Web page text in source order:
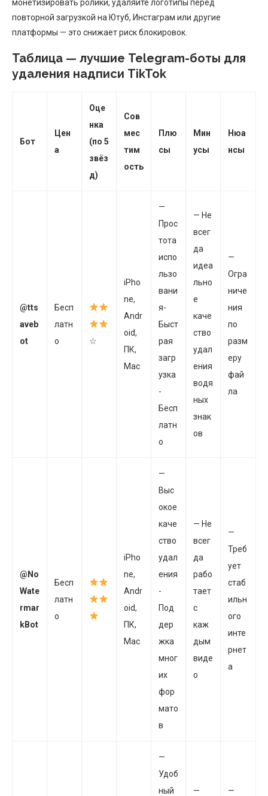
монетизировать ролики, удаляйте логотипы перед
повторной загрузкой на Ютуб, Инстаграм или другие
платформы — это снижает риск блокировок.
Таблица — лучшие Telegram-боты для
удаления надписи TikTok
Бот
Цен
а
Оце
нка
(по 5
звёз
д)
Сов
мес
тим
ость
Плю
сы
Мин
усы
Нюа
нсы
@tts
aveb
ot
Бесп
латн
о
☆
iPho
ne,
Andr
oid,
ПК,
Mac
—
Прос
тота
испо
льзо
вани
я-
Быст
рая
загр
узка
-
Бесп
латн
о
— Не
всег
да
идеа
льно
е
каче
ство
удал
ения
водя
ных
знак
ов
—
Огра
ниче
ния
по
разм
еру
фай
ла
@No
Wate
rmar
kBot
Бесп
латн
о
iPho
ne,
Andr
oid,
ПК,
Mac
—
Выс
окое
каче
ство
удал
ения
-
Под
дер
жка
мног
их
фор
мато
в
— Не
всег
да
рабо
тает
с
каж
дым
виде
о
—
Треб
ует
стаб
ильн
ого
инте
рнет
а
—
Удоб
ный
—
—